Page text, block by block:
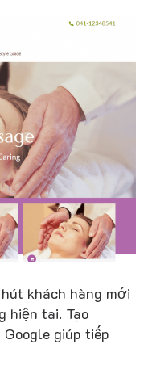
khách hàng mới
hiện tại. Tạo
giúp tiếp